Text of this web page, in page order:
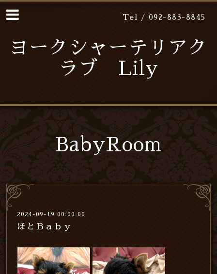
Tel / 092-883-8845
ヨークシャーテリアク
ラブ Lily
BabyRoom
2024-09-19 00:00:00
ほとＢａｂｙ